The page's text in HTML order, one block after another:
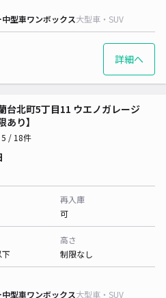
中型車ワンボックス大型車・SUV
詳細へ
台北町5丁目11 ウエノガレージ
あり】
5 / 18件
再入庫
可
高さ
制限なし
中型車ワンボックス大型車・SUV